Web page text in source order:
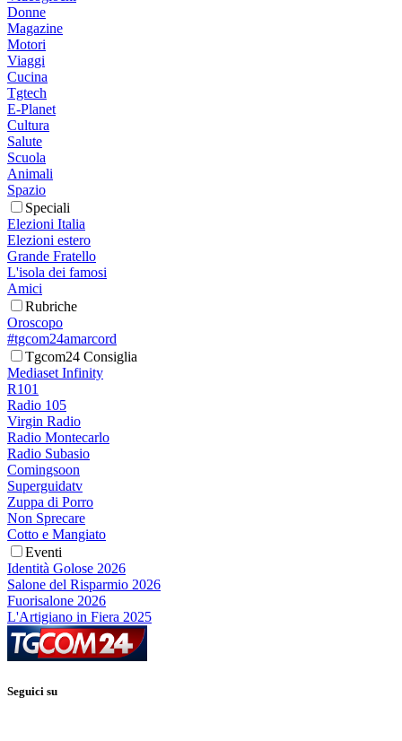
Donne
Magazine
Motori
Viaggi
Cucina
Tgtech
E-Planet
Cultura
Salute
Scuola
Animali
Spazio
Speciali
Elezioni Italia
Elezioni estero
Grande Fratello
L'isola dei famosi
Amici
Rubriche
Oroscopo
#tgcom24amarcord
Tgcom24 Consiglia
Mediaset Infinity
R101
Radio 105
Virgin Radio
Radio Montecarlo
Radio Subasio
Comingsoon
Superguidatv
Zuppa di Porro
Non Sprecare
Cotto e Mangiato
Eventi
Identità Golose 2026
Salone del Risparmio 2026
Fuorisalone 2026
L'Artigiano in Fiera 2025
Seguici su